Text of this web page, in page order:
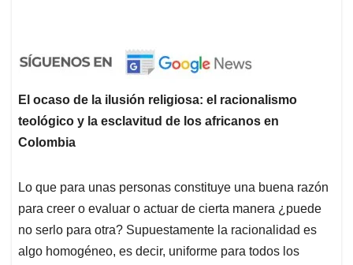
El ocaso de la ilusión religiosa: el racionalismo
teológico y la esclavitud de los africanos en
Colombia
Lo que para unas personas constituye una buena razón
para creer o evaluar o actuar de cierta manera ¿puede
no serlo para otra? Supuestamente la racionalidad es
algo homogéneo, es decir, uniforme para todos los